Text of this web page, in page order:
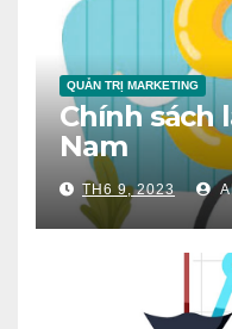
QUẢN TRỊ MARKETING
Chính sách
Nam
TH6 9, 2023